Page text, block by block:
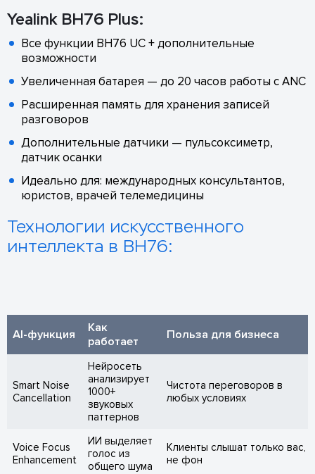
Yealink BH76 Plus:
Все функции BH76 UC + дополнительные
возможности
Увеличенная батарея — до 20 часов работы с ANC
Расширенная память для хранения записей
разговоров
Дополнительные датчики — пульсоксиметр,
датчик осанки
Идеально для: международных консультантов,
юристов, врачей телемедицины
Технологии искусственного
интеллекта в BH76:
AI-функция
Как
работает
Польза для бизнеса
Smart Noise
Cancellation
Нейросеть
анализирует
1000+
звуковых
паттернов
Чистота переговоров в
любых условиях
Voice Focus
Enhancement
ИИ выделяет
голос из
общего шума
Клиенты слышат только вас, а
не фон